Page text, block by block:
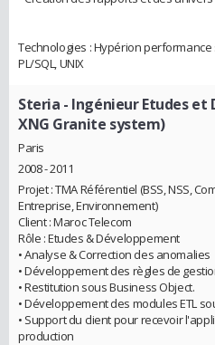
Technologies : Hypérion performance
PL/SQL, UNIX
Steria - Ingénieur Etudes et
XNG Granite system)
Paris
2008 - 2011
Projet : TMA Référentiel (BSS, NSS,
Entreprise, Environnement)
Client : Maroc Telecom
Rôle : Etudes & Développement
• Analyse & Correction des anomalies
• Développement des règles de
• Restitution sous Business Object.
• Développement des modules ETL
• Support du client pour recevoir
production